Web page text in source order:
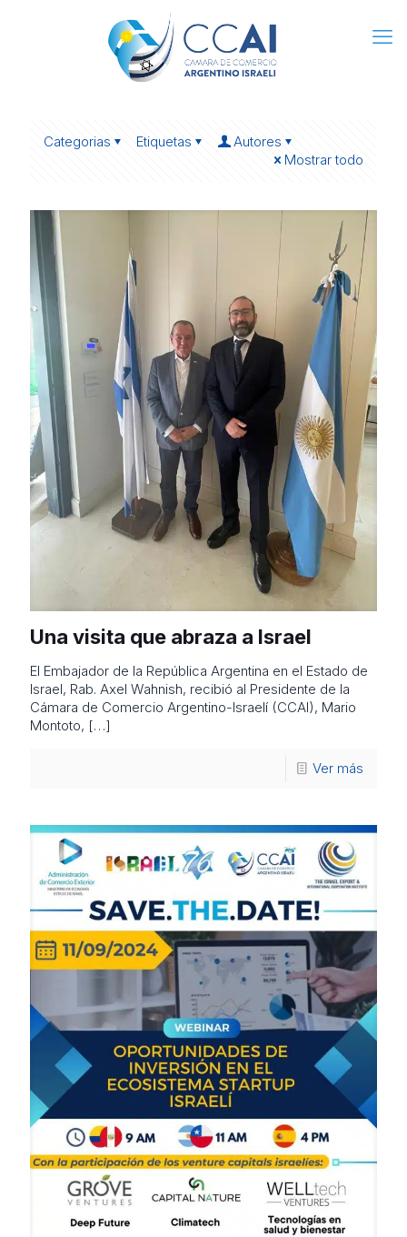
Categorias Etiquetas
Autores
Mostrar todo
Una visita que abraza a Israel
El Embajador de la República Argentina en el Estado de
Israel, Rab. Axel Wahnish, recibió al Presidente de la
Cámara de Comercio Argentino-Israelí (CCAI), Mario
Montoto, […]
Ver más